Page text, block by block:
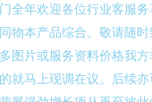
全年欢迎各位行业客服
物本产品综合。敬请随
图片或服务资料价格我
就马上现调在议。后续